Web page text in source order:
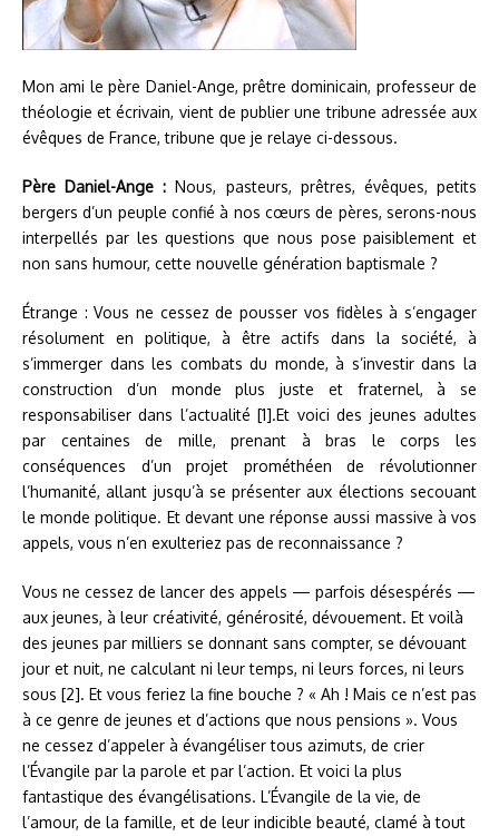
Mon ami le père Daniel-Ange, prêtre dominicain, professeur de
théologie et écrivain, vient de publier une tribune adressée aux
évêques de France, tribune que je relaye ci-dessous.
Père Daniel-Ange : Nous, pasteurs, prêtres, évêques, petits
bergers d’un peuple confié à nos cœurs de pères, serons-nous
interpellés par les questions que nous pose paisiblement et
non sans humour, cette nouvelle génération baptismale ?
Étrange : Vous ne cessez de pousser vos fidèles à s’engager
résolument en politique, à être actifs dans la société, à
s’immerger dans les combats du monde, à s’investir dans la
construction d’un monde plus juste et fraternel, à se
responsabiliser dans l’actualité [1].Et voici des jeunes adultes
par centaines de mille, prenant à bras le corps les
conséquences d’un projet prométhéen de révolutionner
l’humanité, allant jusqu’à se présenter aux élections secouant
le monde politique. Et devant une réponse aussi massive à vos
appels, vous n’en exulteriez pas de reconnaissance ?
Vous ne cessez de lancer des appels — parfois désespérés —
aux jeunes, à leur créativité, générosité, dévouement. Et voilà
des jeunes par milliers se donnant sans compter, se dévouant
jour et nuit, ne calculant ni leur temps, ni leurs forces, ni leurs
sous [2]. Et vous feriez la fine bouche ? « Ah ! Mais ce n’est pas
à ce genre de jeunes et d’actions que nous pensions ». Vous
ne cessez d’appeler à évangéliser tous azimuts, de crier
l’Évangile par la parole et par l’action. Et voici la plus
fantastique des évangélisations. L’Évangile de la vie, de
l’amour, de la famille, et de leur indicible beauté, clamé à tout